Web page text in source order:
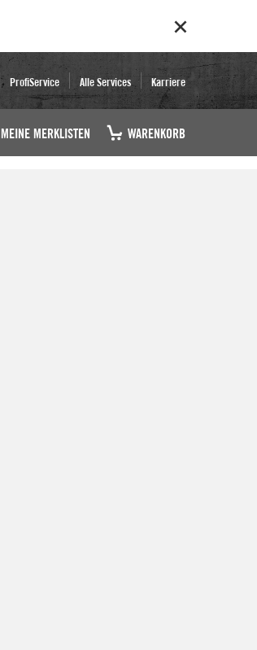
ProfiService Alle Services Karriere
MEINE MERKLISTEN WARENKORB